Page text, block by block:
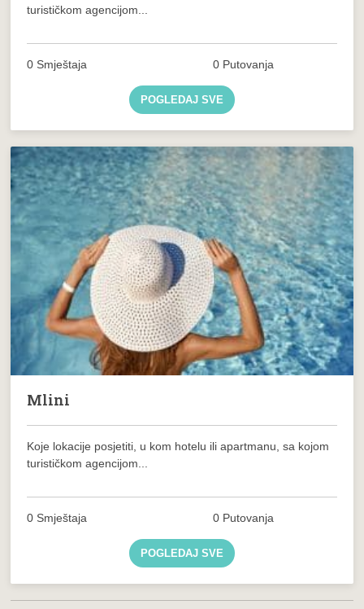
turističkom agencijom...
0 Smještaja 0 Putovanja
POGLEDAJ SVE
Mlini
Koje lokacije posjetiti, u kom hotelu ili apartmanu, sa kojom
turističkom agencijom...
0 Smještaja 0 Putovanja
POGLEDAJ SVE